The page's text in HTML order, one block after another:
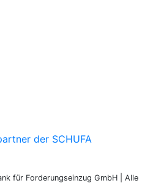
für Forderungseinzug GmbH | Alle